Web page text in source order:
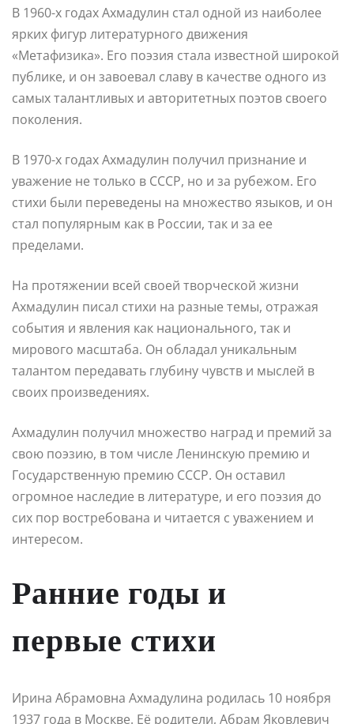
В 1960-х годах Ахмадулин стал одной из наиболее
ярких фигур литературного движения
«Метафизика». Его поэзия стала известной широкой
публике, и он завоевал славу в качестве одного из
самых талантливых и авторитетных поэтов своего
поколения.
В 1970-х годах Ахмадулин получил признание и
уважение не только в СССР, но и за рубежом. Его
стихи были переведены на множество языков, и он
стал популярным как в России, так и за ее
пределами.
На протяжении всей своей творческой жизни
Ахмадулин писал стихи на разные темы, отражая
события и явления как национального, так и
мирового масштаба. Он обладал уникальным
талантом передавать глубину чувств и мыслей в
своих произведениях.
Ахмадулин получил множество наград и премий за
свою поэзию, в том числе Ленинскую премию и
Государственную премию СССР. Он оставил
огромное наследие в литературе, и его поэзия до
сих пор востребована и читается с уважением и
интересом.
Ранние годы и
первые стихи
Ирина Абрамовна Ахмадулина родилась 10 ноября
1937 года в Москве. Её родители, Абрам Яковлевич